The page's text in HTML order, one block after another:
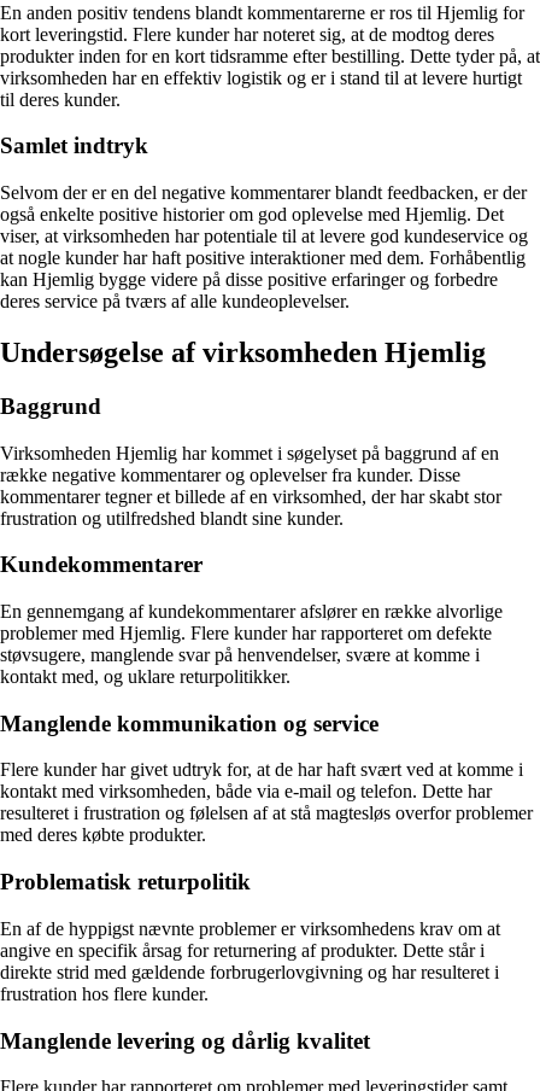
En anden positiv tendens blandt kommentarerne er ros til Hjemlig for
kort leveringstid. Flere kunder har noteret sig, at de modtog deres
produkter inden for en kort tidsramme efter bestilling. Dette tyder på, at
virksomheden har en effektiv logistik og er i stand til at levere hurtigt
til deres kunder.
Samlet indtryk
Selvom der er en del negative kommentarer blandt feedbacken, er der
også enkelte positive historier om god oplevelse med Hjemlig. Det
viser, at virksomheden har potentiale til at levere god kundeservice og
at nogle kunder har haft positive interaktioner med dem. Forhåbentlig
kan Hjemlig bygge videre på disse positive erfaringer og forbedre
deres service på tværs af alle kundeoplevelser.
Undersøgelse af virksomheden Hjemlig
Baggrund
Virksomheden Hjemlig har kommet i søgelyset på baggrund af en
række negative kommentarer og oplevelser fra kunder. Disse
kommentarer tegner et billede af en virksomhed, der har skabt stor
frustration og utilfredshed blandt sine kunder.
Kundekommentarer
En gennemgang af kundekommentarer afslører en række alvorlige
problemer med Hjemlig. Flere kunder har rapporteret om defekte
støvsugere, manglende svar på henvendelser, svære at komme i
kontakt med, og uklare returpolitikker.
Manglende kommunikation og service
Flere kunder har givet udtryk for, at de har haft svært ved at komme i
kontakt med virksomheden, både via e-mail og telefon. Dette har
resulteret i frustration og følelsen af at stå magtesløs overfor problemer
med deres købte produkter.
Problematisk returpolitik
En af de hyppigst nævnte problemer er virksomhedens krav om at
angive en specifik årsag for returnering af produkter. Dette står i
direkte strid med gældende forbrugerlovgivning og har resulteret i
frustration hos flere kunder.
Manglende levering og dårlig kvalitet